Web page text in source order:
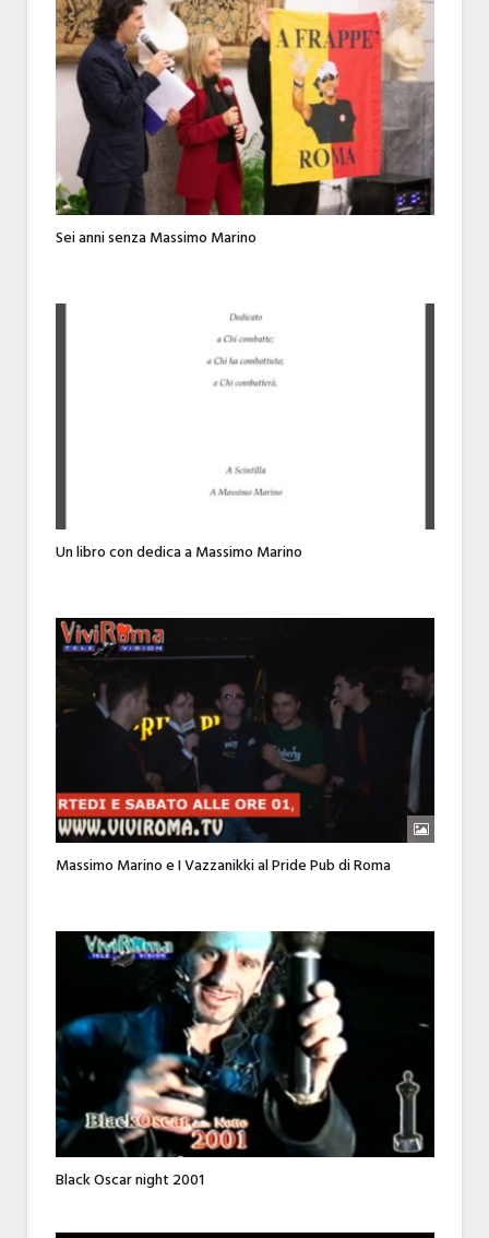
Sei anni senza Massimo Marino
Un libro con dedica a Massimo Marino
Massimo Marino e I Vazzanikki al Pride Pub di Roma
Black Oscar night 2001